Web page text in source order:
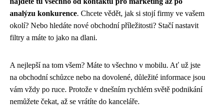
analýzu konkurence. Chcete vědět, jak si stojí firmy ve vašem
okolí? Nebo hledáte nové obchodní příležitosti? Stačí nastavit
filtry a máte to jako na dlani.
A nejlepší na tom všem? Máte to všechno v mobilu. Ať už jste
na obchodní schůzce nebo na dovolené, důležité informace jsou
vám vždy po ruce. Protože v dnešním rychlém světě podnikání
nemůžete čekat, až se vrátíte do kanceláře.